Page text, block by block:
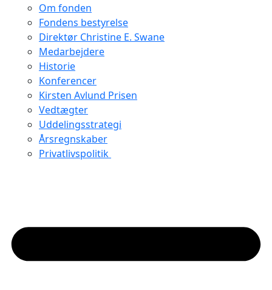
Om fonden
Fondens bestyrelse
Direktør Christine E. Swane
Medarbejdere
Historie
Konferencer
Kirsten Avlund Prisen
Vedtægter
Uddelingsstrategi
Årsregnskaber
Privatlivspolitik